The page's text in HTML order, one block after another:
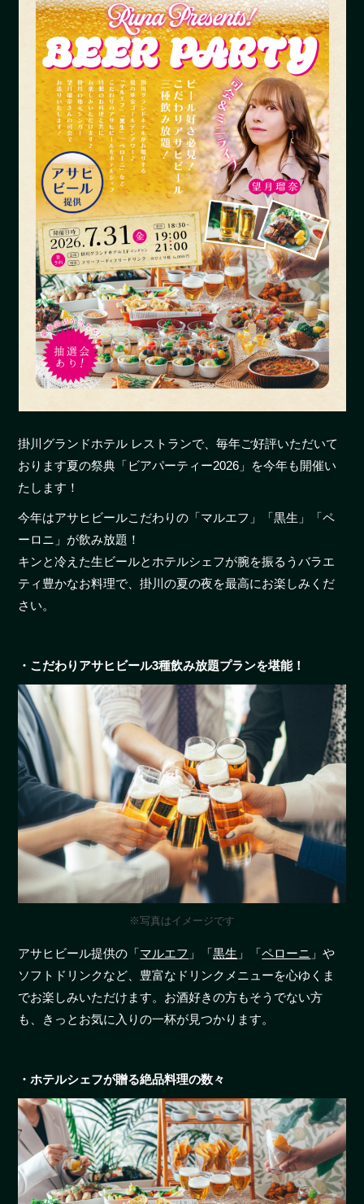
掛川グランドホテル レストランで、毎年ご好評いただいて
おります夏の祭典「ビアパーティー2026」を今年も開催い
たします！
今年はアサヒビールこだわりの「マルエフ」「黒生」「ペ
ーロニ」が飲み放題！
キンと冷えた生ビールとホテルシェフが腕を振るうバラエ
ティ豊かなお料理で、掛川の夏の夜を最高にお楽しみくだ
さい。
・こだわりアサヒビール3種飲み放題プランを堪能！
※写真はイメージです
アサヒビール提供の「マルエフ 」「黒生 」「ペローニ 」や
ソフトドリンクなど、豊富なドリンクメニューを心ゆくま
でお楽しみいただけます。お酒好きの方もそうでない方
も、きっとお気に入りの一杯が見つかります。
・ホテルシェフが贈る絶品料理の数々